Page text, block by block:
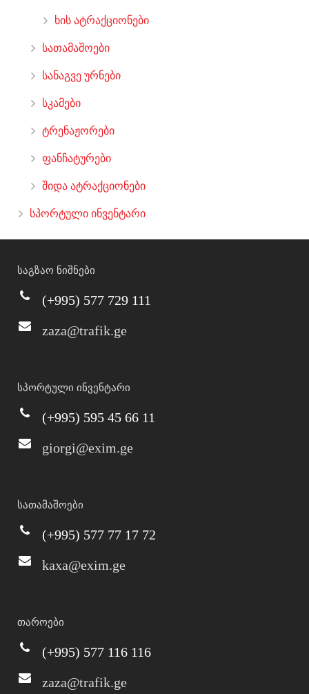
ხის ატრაქციონები
სათამაშოები
სანაგვე ურნები
სკამები
ტრენაჟორები
ფანჩატურები
შიდა ატრაქციონები
სპორტული ინვენტარი
საგზაო ნიშნები
(+995) 577 729 111
zaza@trafik.ge
სპორტული ინვენტარი
(+995) 595 45 66 11
giorgi@exim.ge
სათამაშოები
(+995) 577 77 17 72
kaxa@exim.ge
თაროები
(+995) 577 116 116
zaza@trafik.ge